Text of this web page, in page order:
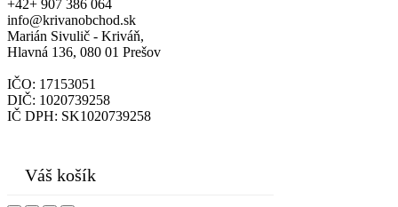
+42+ 907 386 064
info@krivanobchod.sk
Marián Sivulič - Kriváň,
Hlavná 136, 080 01 Prešov
IČO: 17153051
DIČ: 1020739258
IČ DPH: SK1020739258
Váš košík